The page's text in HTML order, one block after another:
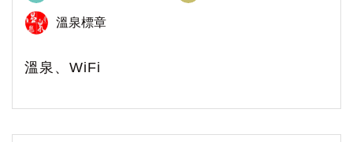
溫泉標章
溫泉、WiFi